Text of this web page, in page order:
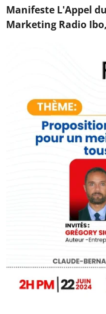
Manifeste L'Appel
Marketing Radio